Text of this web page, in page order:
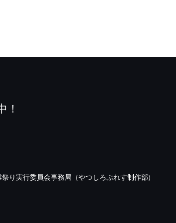
！
り実行委員会事務局（やつしろぷれす制作部)